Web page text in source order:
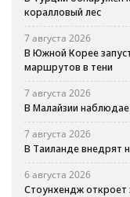
коралловый лес
7 августа 2026
В Южной Корее
маршрутов в тени
7 августа 2026
В Малайзии
7 августа 2026
В Таиланде внедрят
6 августа 2026
Стоунхендж откроет